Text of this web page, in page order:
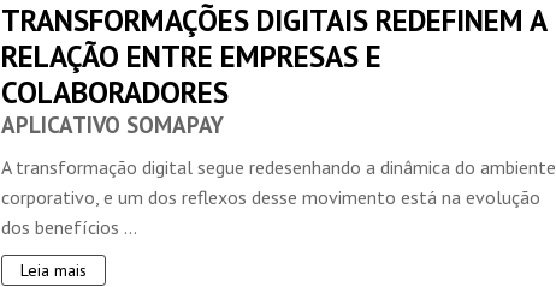
TRANSFORMAÇÕES DIGITAIS REDEFINEM A
RELAÇÃO ENTRE EMPRESAS E
COLABORADORES
APLICATIVO SOMAPAY
A transformação digital segue redesenhando a dinâmica do ambiente
corporativo, e um dos reflexos desse movimento está na evolução
dos benefícios ...
Leia mais